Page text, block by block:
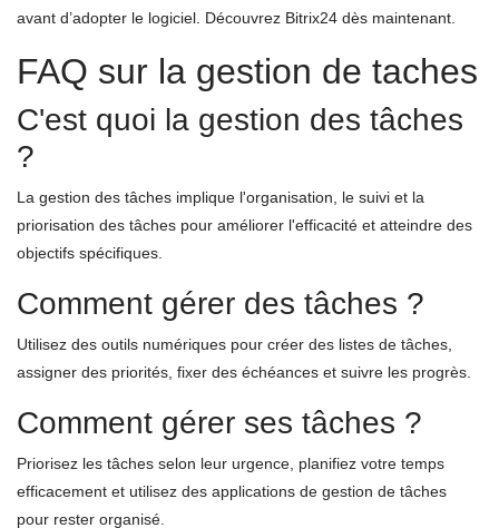
avant d’adopter le logiciel. Découvrez Bitrix24 dès maintenant.
FAQ sur la gestion de taches
C'est quoi la gestion des tâches
?
La gestion des tâches implique l'organisation, le suivi et la
priorisation des tâches pour améliorer l'efficacité et atteindre des
objectifs spécifiques.
Comment gérer des tâches ?
Utilisez des outils numériques pour créer des listes de tâches,
assigner des priorités, fixer des échéances et suivre les progrès.
Comment gérer ses tâches ?
Priorisez les tâches selon leur urgence, planifiez votre temps
efficacement et utilisez des applications de gestion de tâches
pour rester organisé.